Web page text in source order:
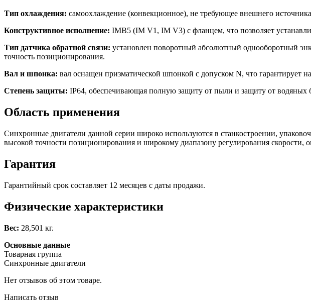
Тип охлаждения: самоохлаждение (конвекционное), не требующее внешнего
Конструктивное исполнение: IMB5 (IM V1, IM V3) с фланцем, что позволяет
Тип датчика обратной связи: установлен поворотный абсолютный однооборотный
точность позиционирования.
Вал и шпонка: вал оснащен призматической шпонкой с допуском N, что гарантирует
Степень защиты: IP64, обеспечивающая полную защиту от пыли и защиту от водяных
Область применения
Синхронные двигатели данной серии широко используются в станкостроении,
высокой точности позиционирования и широкому диапазону регулирования
Гарантия
Гарантийный срок составляет 12 месяцев с даты продажи.
Физические характеристики
Вес: 28,501 кг.
Основные данные
Товарная группа
Синхронные двигатели
Нет отзывов об этом товаре.
Написать отзыв